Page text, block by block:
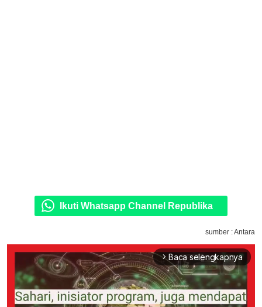
Ikuti Whatsapp Channel Republika
sumber : Antara
arrow_forward_ios Baca selengkapnya